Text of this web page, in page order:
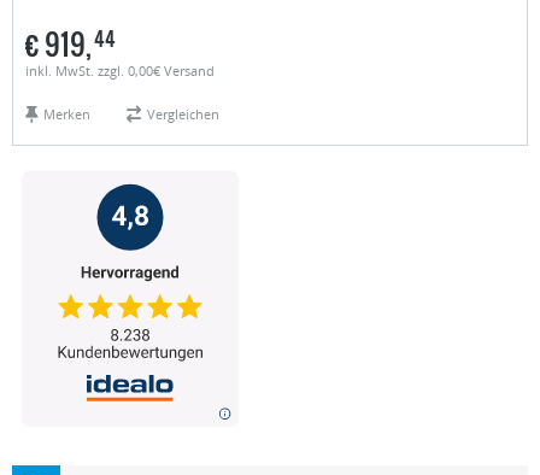
€919,44
inkl. MwSt. zzgl. 0,00€ Versand
Merken Vergleichen